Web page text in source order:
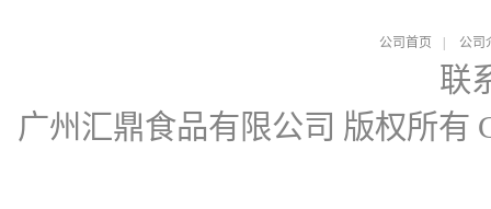
公司首页 公司
联
广州汇鼎食品有限公司 版权所有